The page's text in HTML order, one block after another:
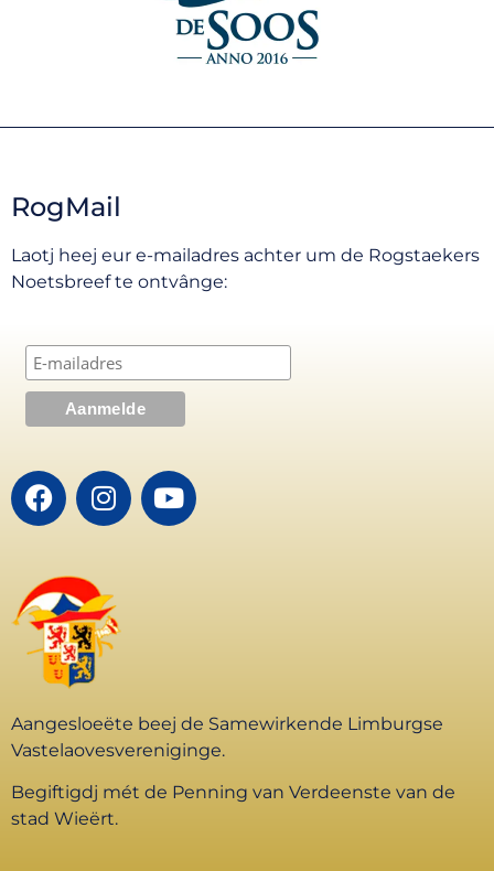
RogMail
Laotj heej eur e-mailadres achter um de Rogstaekers
Noetsbreef te ontvânge:
Aangesloeëte beej de Samewirkende Limburgse
Vastelaovesvereniginge.
Begiftigdj mét de Penning van Verdeenste van de
stad Wieërt.